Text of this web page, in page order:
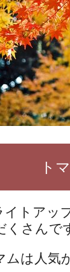
ト
イトアッ
さんで
ムは人気